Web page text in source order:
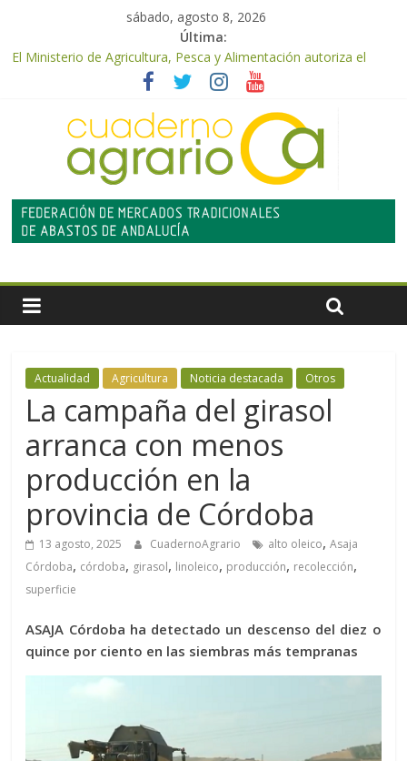
sábado, agosto 8, 2026
Última:
El Ministerio de Agricultura, Pesca y Alimentación autoriza el
pago de 85 millones adicionales de ayudas de la PAC de
remanentes disponibles
El Ministerio de Agricultura, Pesca y Alimentación otorga los
premios Alimentos de España a los mejores quesos 2026
UPA Granada advierte de una vendimia marcada por el
desplome de la demanda, que obligará a muchos viticultores a
dejar la uva en el campo
El Ministerio de Agricultura, Pesca y Alimentación impulsa un
nuevo protocolo de certificación del ibérico para reforzar la
confirman una cosecha desigual marcada por las inclemencias
meteorológicas y la incertidumbre en los precios
Actualidad Agricultura Noticia destacada Otros
La campaña del girasol
arranca con menos
producción en la
provincia de Córdoba
13 agosto, 2025 CuadernoAgrario alto oleico,Asaja
Córdoba, córdoba, girasol, linoleico, producción, recolección,
superficie
ASAJA Córdoba ha detectado un descenso del diez o
quince por ciento en las siembras más tempranas